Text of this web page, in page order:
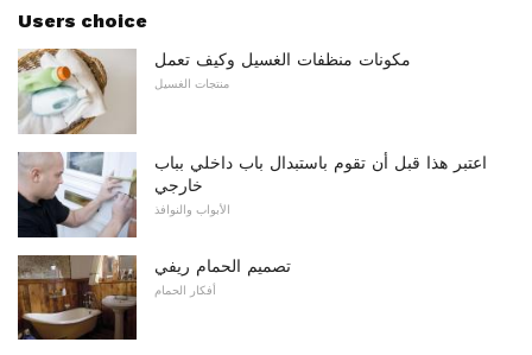
Users choice
مكونات منظفات الغسيل وكيف تعمل
منتجات الغسيل
اعتبر هذا قبل أن تقوم باستبدال باب داخلي بباب
خارجي
الأبواب والنوافذ
تصميم الحمام ريفي
أفكار الحمام